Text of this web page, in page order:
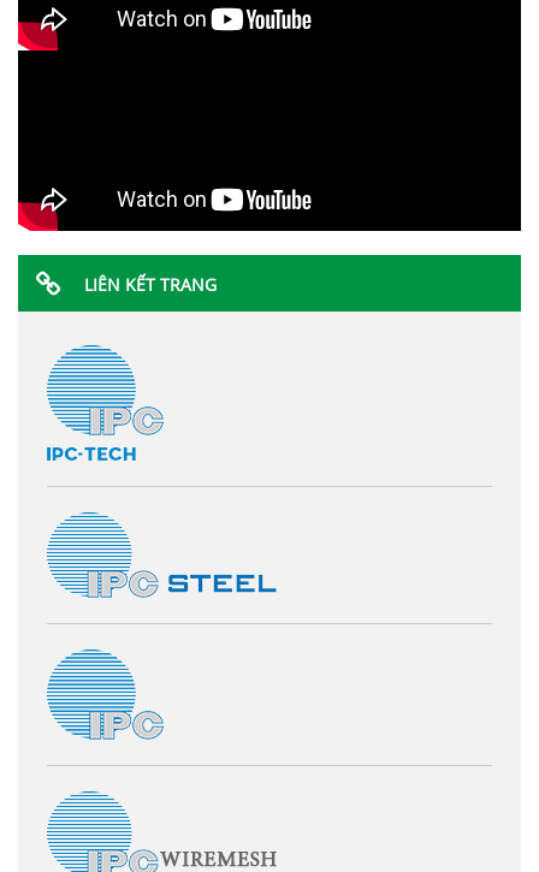
LIÊN KẾT TRANG